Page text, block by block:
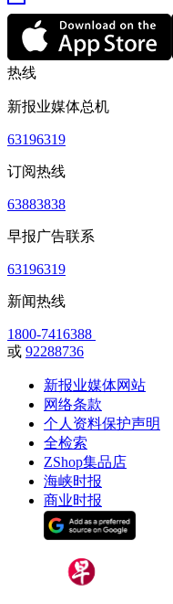
热线
新报业媒体总机
63196319
订阅热线
63883838
早报广告联系
63196319
新闻热线
1800-7416388
或 92288736
新报业媒体网站
网络条款
个人资料保护声明
全检索
ZShop集品店
海峡时报
商业时报